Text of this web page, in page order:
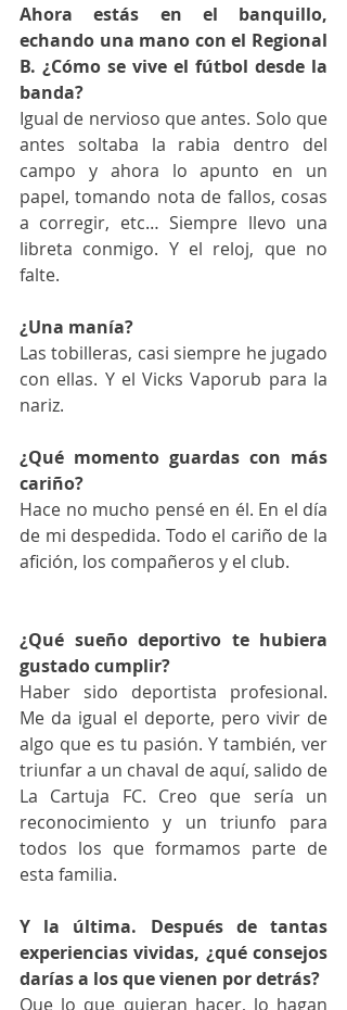
Ahora estás en el banquillo,
echando una mano con el Regional
B. ¿Cómo se vive el fútbol desde la
banda?
Igual de nervioso que antes. Solo que
antes soltaba la rabia dentro del
campo y ahora lo apunto en un
papel, tomando nota de fallos, cosas
a corregir, etc… Siempre llevo una
libreta conmigo. Y el reloj, que no
falte.
¿Una manía?
Las tobilleras, casi siempre he jugado
con ellas. Y el Vicks Vaporub para la
nariz.
¿Qué momento guardas con más
cariño?
Hace no mucho pensé en él. En el día
de mi despedida. Todo el cariño de la
afición, los compañeros y el club.
¿Qué sueño deportivo te hubiera
gustado cumplir?
Haber sido deportista profesional.
Me da igual el deporte, pero vivir de
algo que es tu pasión. Y también, ver
triunfar a un chaval de aquí, salido de
La Cartuja FC. Creo que sería un
reconocimiento y un triunfo para
todos los que formamos parte de
esta familia.
Y la última. Después de tantas
experiencias vividas, ¿qué consejos
darías a los que vienen por detrás?
Que lo que quieran hacer, lo hagan